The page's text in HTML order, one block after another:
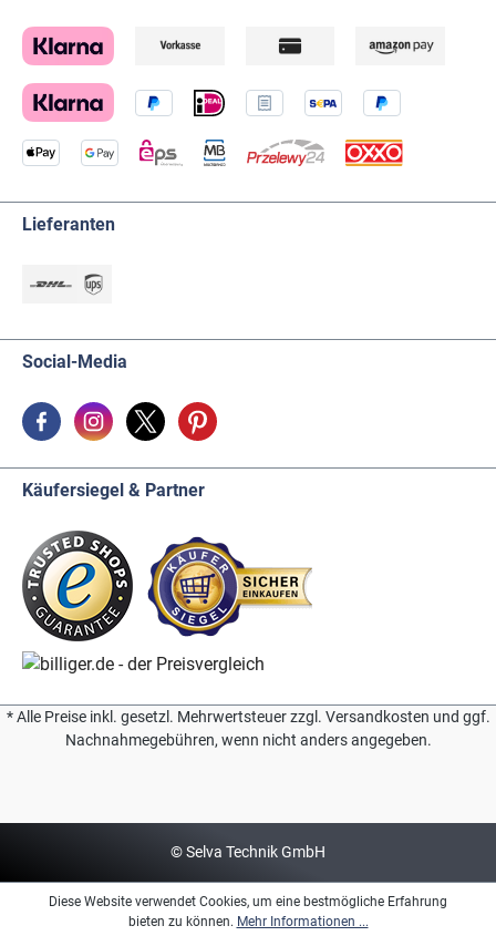
Lieferanten
Social-Media
Käufersiegel & Partner
* Alle Preise inkl. gesetzl. Mehrwertsteuer zzgl. Versandkosten und ggf.
Nachnahmegebühren, wenn nicht anders angegeben.
© Selva Technik GmbH
Diese Website verwendet Cookies, um eine bestmögliche Erfahrung
bieten zu können. Mehr Informationen ...